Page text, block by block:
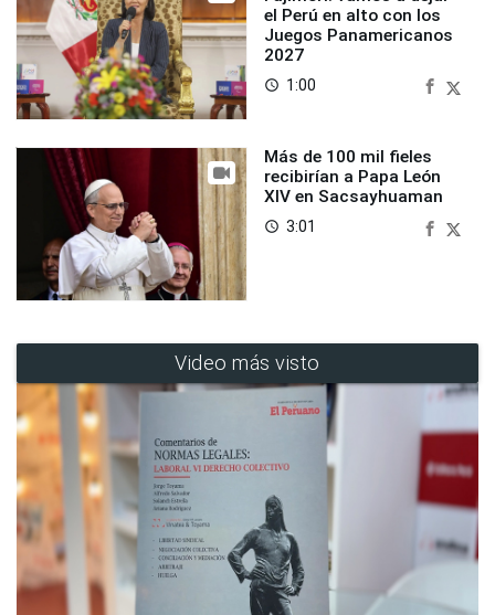
el Perú en alto con los
Juegos Panamericanos
2027
access_time 1:00
Más de 100 mil fieles
recibirían a Papa León
XIV en Sacsayhuaman
access_time 3:01
Video más visto